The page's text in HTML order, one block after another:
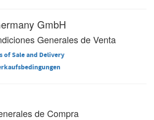
GmbH
Generales de Venta
of Sale and Delivery
de Compra